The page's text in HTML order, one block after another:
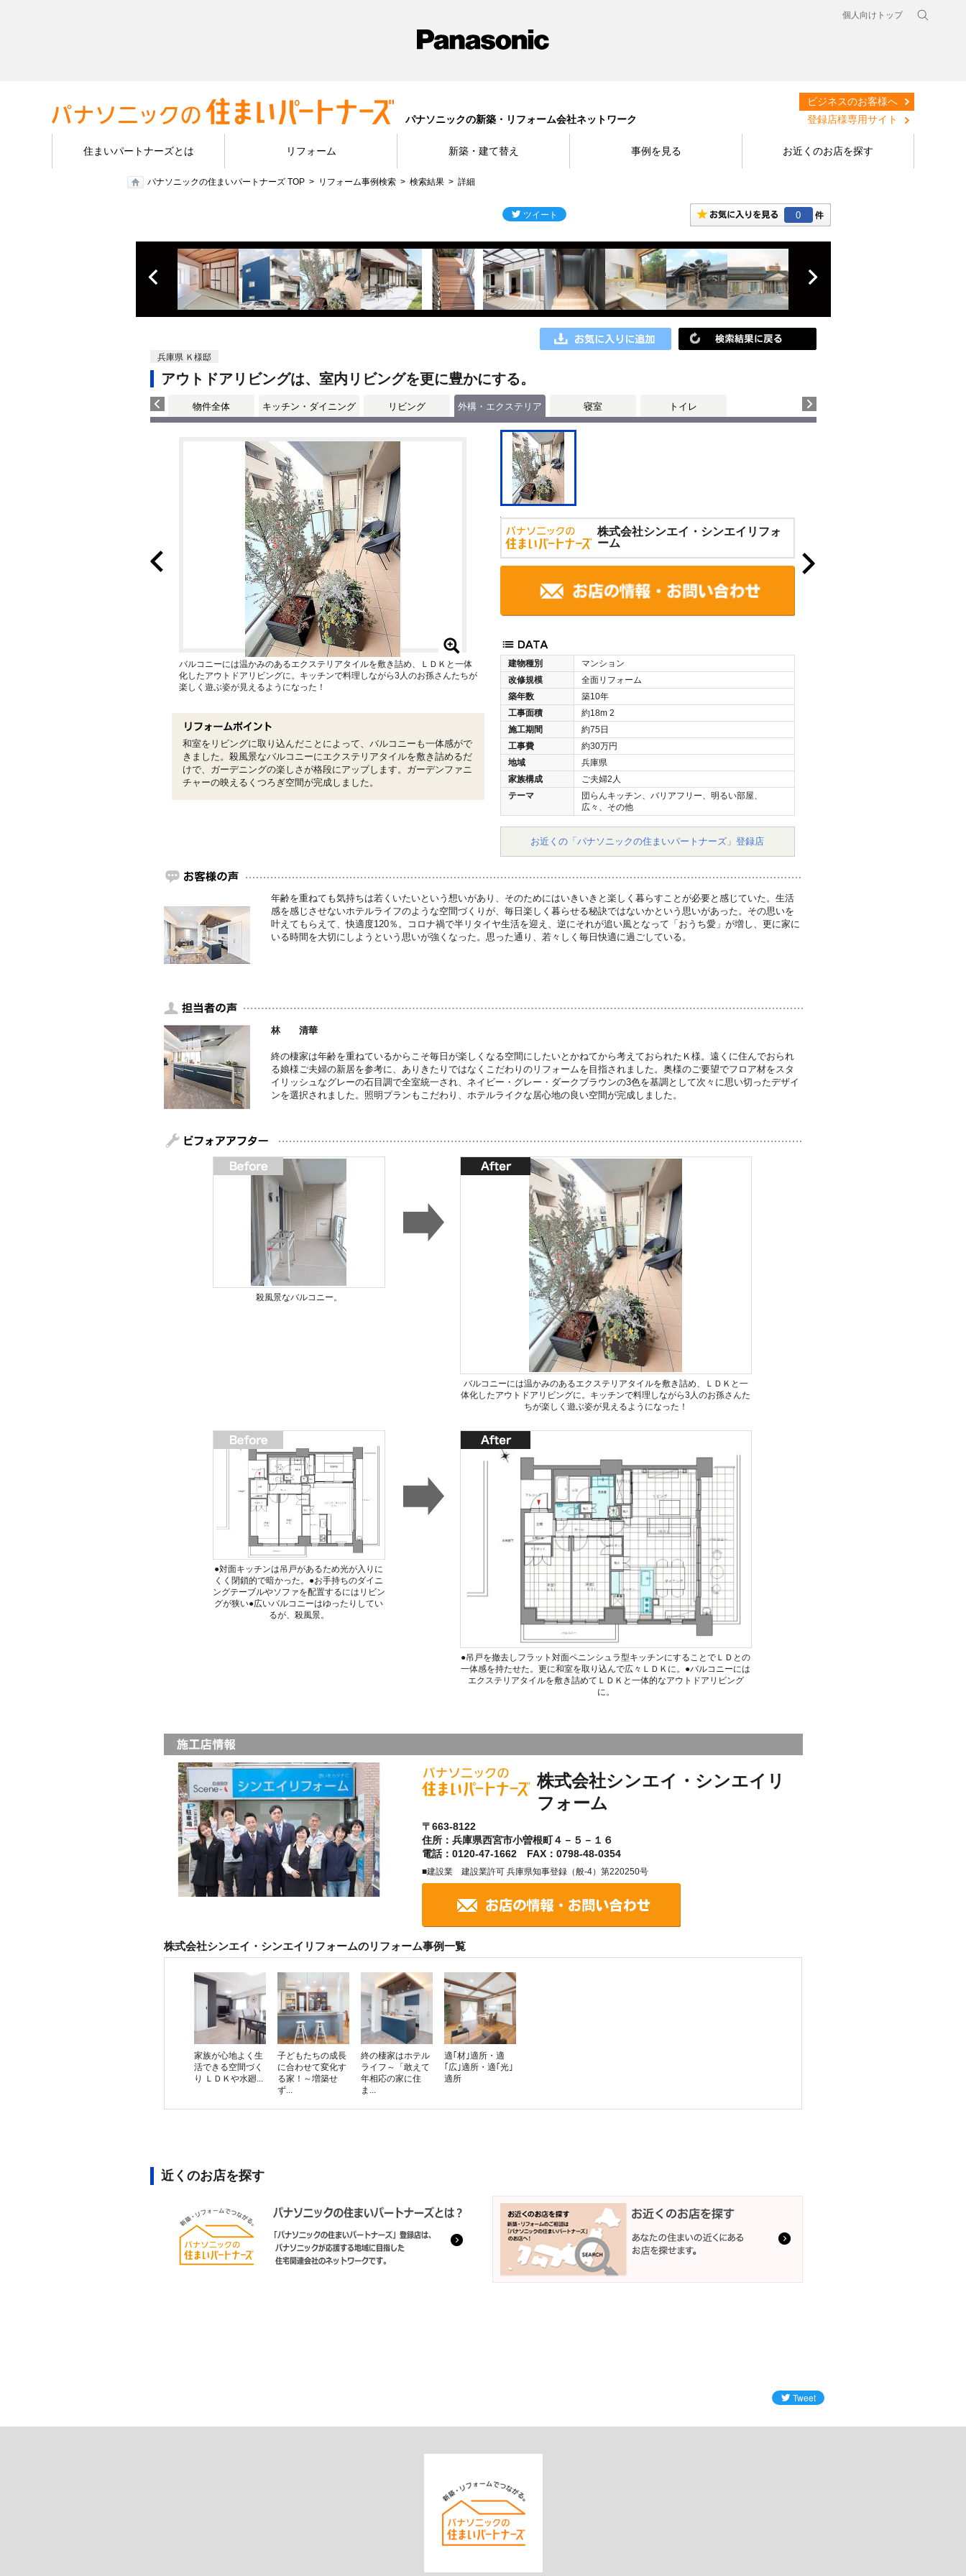
個人向けトップ
パナソニックの新築・リフォーム会社ネットワーク
ビジネスのお客様へ
登録店様専用サイト
住まいパートナーズとは リフォーム 新築・建て替え 事例を見る お近くのお店を探す
パナソニックの住まいパートナーズ TOP リフォーム事例検索 検索結果 詳細
0
兵庫県 Ｋ様邸
アウトドアリビングは、室内リビングを更に豊かにする。
物件全体 キッチン・ダイニング リビング 外構・エクステリア 寝室 トイレ
株式会社シンエイ・シンエイリフォ
ーム
建物種別
マンション
改修規模
全面リフォーム
築年数
築10年
工事面積
約18m 2
施工期間
約75日
工事費
約30万円
地域
兵庫県
家族構成
ご夫婦2人
テーマ
団らんキッチン、バリアフリー、明るい部屋、
広々、その他
お近くの「パナソニックの住まいパートナーズ」登録店
バルコニーには温かみのあるエクステリアタイルを敷き詰め、ＬＤＫと一体
化したアウトドアリビングに。キッチンで料理しながら3人のお孫さんたちが
楽しく遊ぶ姿が見えるようになった！
和室をリビングに取り込んだことによって、バルコニーも一体感がで
きました。殺風景なバルコニーにエクステリアタイルを敷き詰めるだ
けで、ガーデニングの楽しさが格段にアップします。ガーデンファニ
チャーの映えるくつろぎ空間が完成しました。
年齢を重ねても気持ちは若くいたいという想いがあり、そのためにはいきいきと楽しく暮らすことが必要と感じていた。生活
感を感じさせないホテルライフのような空間づくりが、毎日楽しく暮らせる秘訣ではないかという思いがあった。その思いを
叶えてもらえて、快適度120％。コロナ禍で半リタイヤ生活を迎え、逆にそれが追い風となって「おうち愛」が増し、更に家に
いる時間を大切にしようという思いが強くなった。思った通り、若々しく毎日快適に過ごしている。
林 清華
終の棲家は年齢を重ねているからこそ毎日が楽しくなる空間にしたいとかねてから考えておられたＫ様。遠くに住んでおられ
る娘様ご夫婦の新居を参考に、ありきたりではなくこだわりのリフォームを目指されました。奥様のご要望でフロア材をスタ
イリッシュなグレーの石目調で全室統一され、ネイビー・グレー・ダークブラウンの3色を基調として次々に思い切ったデザイ
ンを選択されました。照明プランもこだわり、ホテルライクな居心地の良い空間が完成しました。
殺風景なバルコニー。
バルコニーには温かみのあるエクステリアタイルを敷き詰め、ＬＤＫと一
体化したアウトドアリビングに。キッチンで料理しながら3人のお孫さんた
ちが楽しく遊ぶ姿が見えるようになった！
●対面キッチンは吊戸があるため光が入りに
くく閉鎖的で暗かった。●お手持ちのダイニ
ングテーブルやソファを配置するにはリビン
グが狭い●広いバルコニーはゆったりしてい
るが、殺風景。
●吊戸を撤去しフラット対面ペニンシュラ型キッチンにすることでＬＤとの
一体感を持たせた。更に和室を取り込んで広々ＬＤＫに。●バルコニーには
エクステリアタイルを敷き詰めてＬＤＫと一体的なアウトドアリビング
に。
株式会社シンエイ・シンエイリ
フォーム
〒663-8122
住所：兵庫県西宮市小曽根町４－５－１６
電話：0120-47-1662 FAX：0798-48-0354
■建設業 建設業許可 兵庫県知事登録（般-4）第220250号
株式会社シンエイ・シンエイリフォームのリフォーム事例一覧
家族が心地よく生
活できる空間づく
り ＬＤＫや水廻...
子どもたちの成長
に合わせて変化す
る家！～増築せ
ず...
終の棲家はホテル
ライフ～「敢えて
年相応の家に住
ま...
適｢材｣適所・適
｢広｣適所・適｢光｣
適所
近くのお店を探す